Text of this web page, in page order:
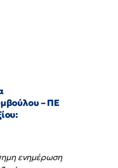
– ΠΕ
ενημέρωση